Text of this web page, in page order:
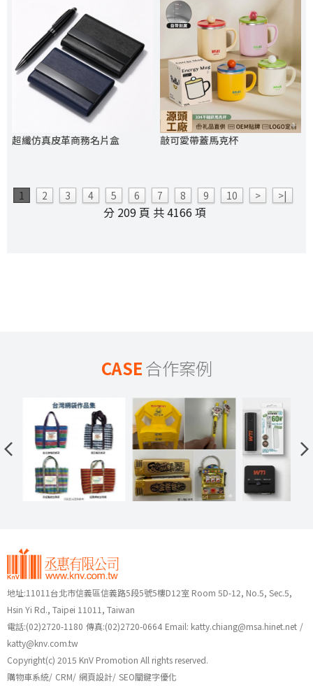
超纖仿真皮革商務名片盒 敲可愛帶蓋馬克杯
1 2 3 4 5 6 7 8 9 10 > >|
分 209 頁 共 4166 項
CASE合作案例
地址:11011台北市信義區信義路5段5號5樓D12室 Room 5D-12, No.5, Sec.5,
Hsin Yi Rd., Taipei 11011, Taiwan
電話:(02)2720-1180 傳真:(02)2720-0664 Email: katty.chiang@msa.hinet.net /
katty@knv.com.tw
Copyright(c) 2015 KnV Promotion All rights reserved.
購物車系統/ CRM/ 網頁設計/ SEO關鍵字優化